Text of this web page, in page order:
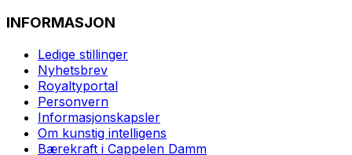
INFORMASJON
Ledige stillinger
Nyhetsbrev
Royaltyportal
Personvern
Informasjonskapsler
Om kunstig intelligens
Bærekraft i Cappelen Damm